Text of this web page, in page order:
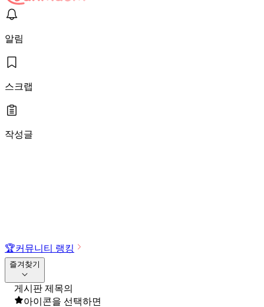
알림
스크랩
작성글
🏆커뮤니티 랭킹
즐겨찾기
게시판 제목의
아이콘을 선택하면